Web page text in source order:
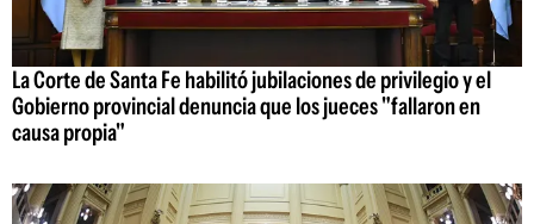
La Corte de Santa Fe habilitó jubilaciones de privilegio y el
Gobierno provincial denuncia que los jueces "fallaron en
causa propia"